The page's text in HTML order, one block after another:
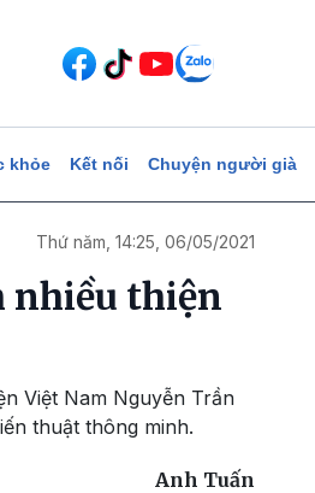
khỏe Kết nối Chuyện người già
Thứ năm, 14:25, 06/05/2021
nhiều thiện
Việt Nam Nguyễn Trần
thuật thông minh.
Anh Tuấn